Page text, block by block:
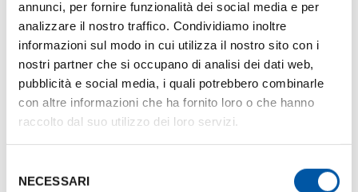
annunci, per fornire funzionalità dei social media e per
analizzare il nostro traffico. Condividiamo inoltre
informazioni sul modo in cui utilizza il nostro sito con i
nostri partner che si occupano di analisi dei dati web,
pubblicità e social media, i quali potrebbero combinarle
con altre informazioni che ha fornito loro o che hanno
raccolto dal suo utilizzo dei loro servizi.
delNECESSARI
Photogallery